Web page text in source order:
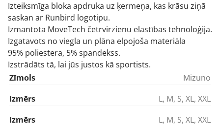
Izteiksmīga bloka apdruka uz ķermeņa, kas krāsu ziņā
saskan ar Runbird logotipu.
Izmantota MoveTech četrvirzienu elastības tehnoloģija.
Izgatavots no viegla un plāna elpojoša materiāla
95% poliestera, 5% spandekss.
Izstrādāts tā, lai jūs justos kā sportists.
Zīmols
Mizuno
Izmērs
L, M, S, XL, XXL
Izmērs
L, M, S, XL, XXL